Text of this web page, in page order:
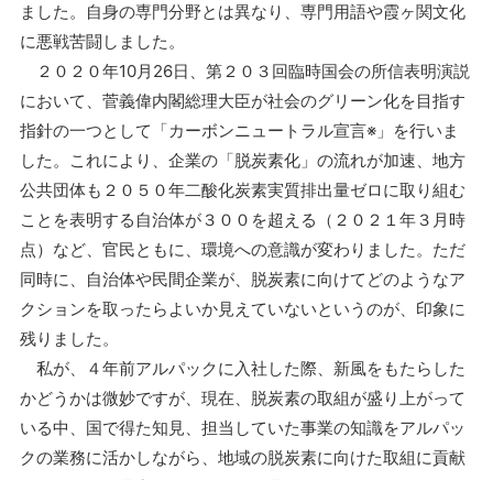
ました。自身の専門分野とは異なり、専門用語や霞ヶ関文化
に悪戦苦闘しました。
２０２０年10月26日、第２０３回臨時国会の所信表明演説
において、菅義偉内閣総理大臣が社会のグリーン化を目指す
指針の一つとして「カーボンニュートラル宣言※」を行いま
した。これにより、企業の「脱炭素化」の流れが加速、地方
公共団体も２０５０年二酸化炭素実質排出量ゼロに取り組む
ことを表明する自治体が３００を超える（２０２１年３月時
点）など、官民ともに、環境への意識が変わりました。ただ
同時に、自治体や民間企業が、脱炭素に向けてどのようなア
クションを取ったらよいか見えていないというのが、印象に
残りました。
私が、４年前アルパックに入社した際、新風をもたらした
かどうかは微妙ですが、現在、脱炭素の取組が盛り上がって
いる中、国で得た知見、担当していた事業の知識をアルパッ
クの業務に活かしながら、地域の脱炭素に向けた取組に貢献